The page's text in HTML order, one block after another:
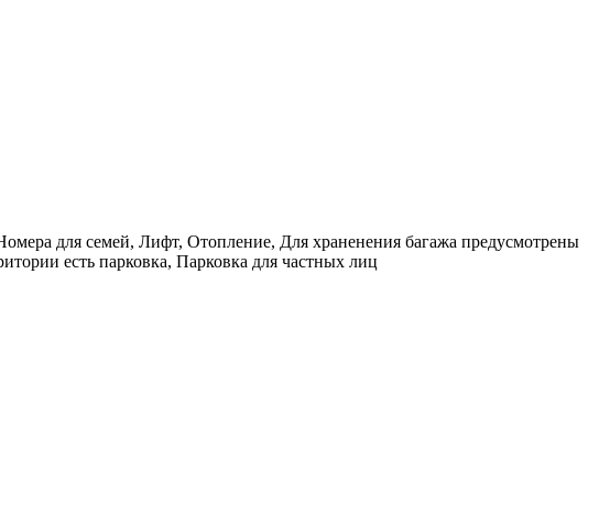
для семей, Лифт, Отопление, Для храненения багажа предусмотрены
есть парковка, Парковка для частных лиц